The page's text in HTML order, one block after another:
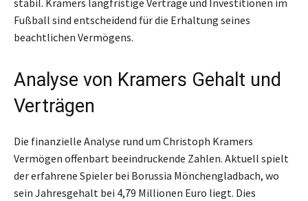
stabil. Kramers langfristige Verträge und Investitionen im
Fußball sind entscheidend für die Erhaltung seines
beachtlichen Vermögens.
Analyse von Kramers Gehalt und
Verträgen
Die finanzielle Analyse rund um Christoph Kramers
Vermögen offenbart beeindruckende Zahlen. Aktuell spielt
der erfahrene Spieler bei Borussia Mönchengladbach, wo
sein Jahresgehalt bei 4,79 Millionen Euro liegt. Dies